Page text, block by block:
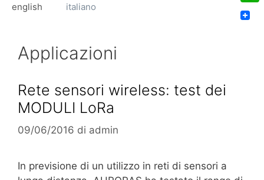
english italiano
Applicazioni
Rete sensori wireless: test dei
MODULI LoRa
09/06/2016 di admin
In previsione di un utilizzo in reti di sensori a